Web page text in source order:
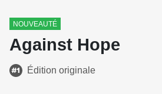
NOUVEAUTÉ
Against Hope
Édition originale